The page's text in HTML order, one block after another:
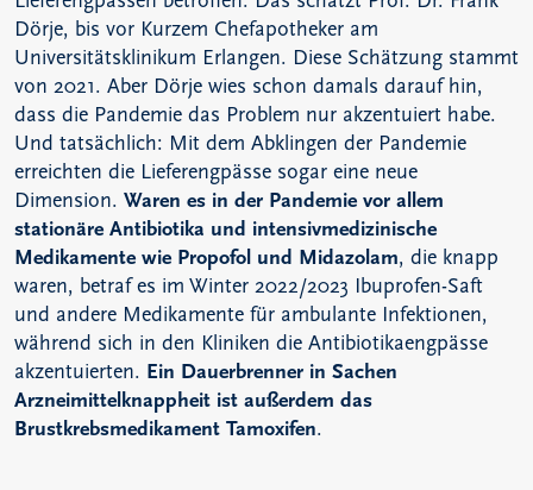
Dörje, bis vor Kurzem Chefapotheker am
Universitätsklinikum Erlangen. Diese Schätzung stammt
von 2021. Aber Dörje wies schon damals darauf hin,
dass die Pandemie das Problem nur akzentuiert habe.
Und tatsächlich: Mit dem Abklingen der Pandemie
erreichten die Lieferengpässe sogar eine neue
Dimension. Waren es in der Pandemie vor allem
stationäre Antibiotika und intensivmedizinische
Medikamente wie Propofol und Midazolam, die knapp
waren, betraf es im Winter 2022/2023 Ibuprofen-Saft
und andere Medikamente für ambulante Infektionen,
während sich in den Kliniken die Antibiotikaengpässe
akzentuierten. Ein Dauerbrenner in Sachen
Arzneimittelknappheit ist außerdem das
Brustkrebsmedikament Tamoxifen.